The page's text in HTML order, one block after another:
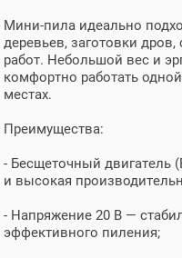
Мини-пила идеально
деревьев, заготовки
работ. Небольшой вес и
комфортно работать
местах.
Преимущества:
- Бесщеточный двигатель
и высокая
- Напряжение 20 В —
эффективного пиления;